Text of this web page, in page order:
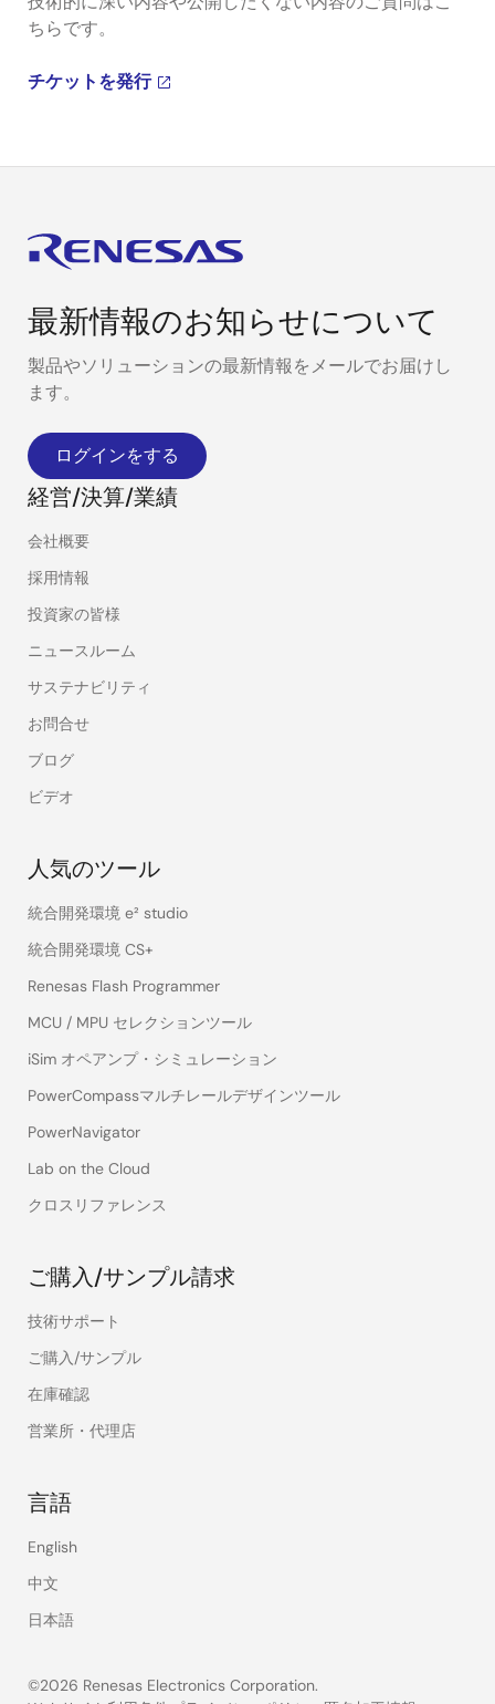
ちらです。
チケットを発行
最新情報のお知らせについて
製品やソリューションの最新情報をメールでお届けし
ます。
ログインをする
経営/決算/業績
会社概要
採用情報
投資家の皆様
ニュースルーム
サステナビリティ
お問合せ
ブログ
ビデオ
人気のツール
統合開発環境 e² studio
統合開発環境 CS+
Renesas Flash Programmer
MCU / MPU セレクションツール
iSim オペアンプ・シミュレーション
PowerCompassマルチレールデザインツール
PowerNavigator
Lab on the Cloud
クロスリファレンス
ご購入/サンプル請求
技術サポート
ご購入/サンプル
在庫確認
営業所・代理店
言語
English
中文
日本語
©2026 Renesas Electronics Corporation.